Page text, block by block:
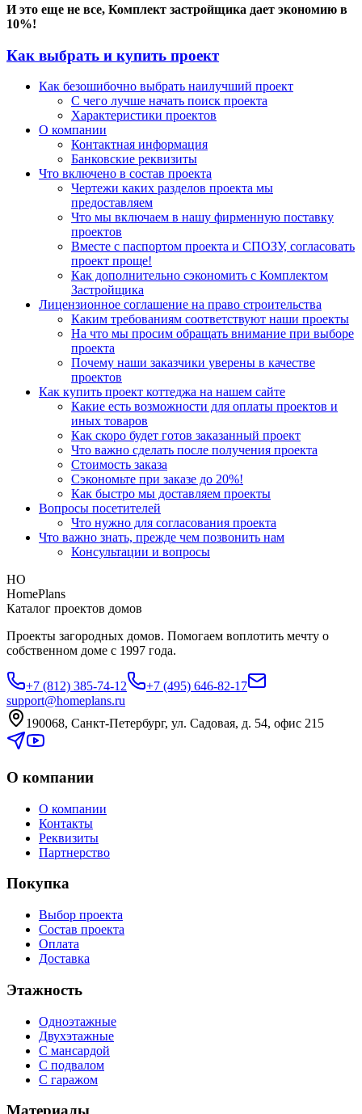
И это еще не все, Комплект застройщика дает экономию в
10%!
Как выбрать и купить проект
Как безошибочно выбрать наилучший проект
С чего лучше начать поиск проекта
Характеристики проектов
О компании
Контактная информация
Банковские реквизиты
Что включено в состав проекта
Чертежи каких разделов проекта мы
предоставляем
Что мы включаем в нашу фирменную поставку
проектов
Вместе с паспортом проекта и СПОЗУ, согласовать
проект проще!
Как дополнительно сэкономить с Комплектом
Застройщика
Лицензионное соглашение на право строительства
Каким требованиям соответствуют наши проекты
На что мы просим обращать внимание при выборе
проекта
Почему наши заказчики уверены в качестве
проектов
Как купить проект коттеджа на нашем сайте
Какие есть возможности для оплаты проектов и
иных товаров
Как скоро будет готов заказанный проект
Что важно сделать после получения проекта
Стоимость заказа
Сэкономьте при заказе до 20%!
Как быстро мы доставляем проекты
Вопросы посетителей
Что нужно для согласования проекта
Что важно знать, прежде чем позвонить нам
Консультации и вопросы
HO
HomePlans
Каталог проектов домов
Проекты загородных домов. Помогаем воплотить мечту о
собственном доме с 1997 года.
+7 (812) 385-74-12
+7 (495) 646-82-17
support@homeplans.ru
190068, Санкт-Петербург, ул. Садовая, д. 54, офис 215
О компании
О компании
Контакты
Реквизиты
Партнерство
Покупка
Выбор проекта
Состав проекта
Оплата
Доставка
Этажность
Одноэтажные
Двухэтажные
С мансардой
С подвалом
С гаражом
Материалы